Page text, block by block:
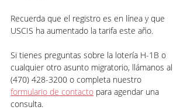
Recuerda que el registro es en línea y que
USCIS ha aumentado la tarifa este año.
Si tienes preguntas sobre la lotería H-1B o
cualquier otro asunto migratorio, llámanos al
(470) 428-3200 o completa nuestro
formulario de contacto para agendar una
consulta.